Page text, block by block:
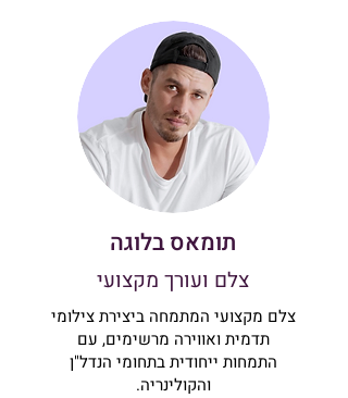
תומאס בלוגה
צלם ועורך מקצועי
צלם מקצועי המתמחה ביצירת צילומי
תדמית ואווירה מרשימים, עם
התמחות ייחודית בתחומי הנדל"ן
והקולינריה.